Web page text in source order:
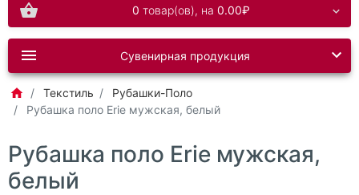
0 товар(ов), на 0.00₽
Сувенирная продукция
Текстиль
Рубашки-Поло
Рубашка поло Erie мужская, белый
Рубашка поло Erie мужская,
белый